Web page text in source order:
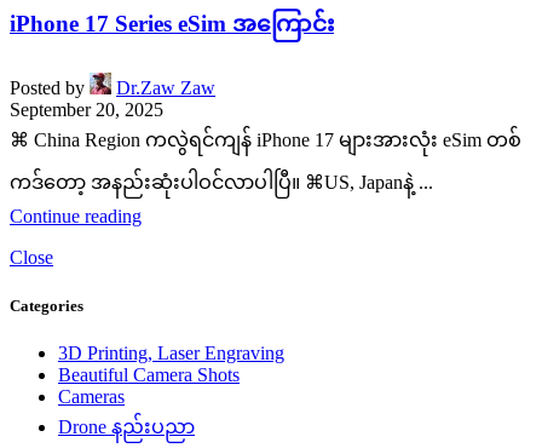
iPhone 17 Series eSim အကြောင်း
Posted by
Dr.Zaw Zaw
September 20, 2025
⌘ China Region ကလွဲရင်ကျန် iPhone 17 များအားလုံး eSim တစ်
ကဒ်တော့ အနည်းဆုံးပါဝင်လာပါပြီ။ ⌘US, Japanနဲ့ ...
Continue reading
Close
Categories
3D Printing, Laser Engraving
Beautiful Camera Shots
Cameras
Drone နည်းပညာ